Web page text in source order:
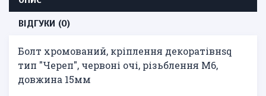
ВІДГУКИ (0)
Болт хромований, кріплення декоратівнsq
тип "Череп", червоні очі, різьблення М6,
довжина 15мм